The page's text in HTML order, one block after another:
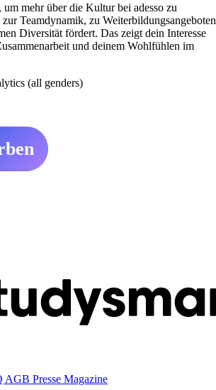
mehr über die Kultur bei adesso zu
Teamdynamik, zu Weiterbildungsangeboten
Diversität fördert. Das zeigt dein Interesse
und deinem Wohlfühlen im
(all genders)
AGB Presse Magazine